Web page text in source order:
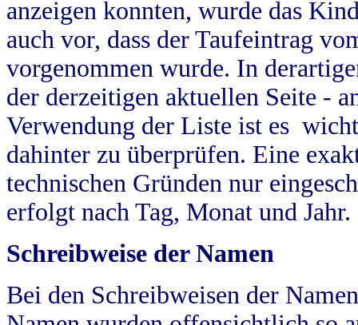
anzeigen konnten, wurde das
auch vor, dass der Taufeintrag
vorgenommen wurde. In
der derzeitigen aktuellen Seite -
Verwendung der Liste ist es
dahinter zu überprüfen. Eine
technischen Gründen nur
erfolgt nach Tag, Monat und Jahr.
Schreibweise der Namen
Bei den Schreibweisen der